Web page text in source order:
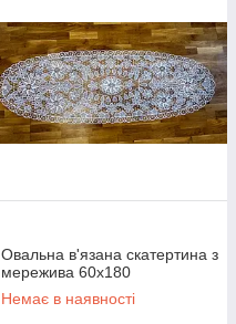
Овальна в'язана скатертина з
мережива 60x180
Немає в наявності